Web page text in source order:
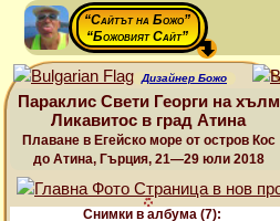
“Сайтът на Божо”
“Божовият Сайт”
Дизайнер Божо
Параклис Свети Георги на хълм
Ликавитос в град Атина
Плаване в Егейско море от остров Кос
до Атина, Гърция, 21—29 юли 2018
Снимки в албума (7):